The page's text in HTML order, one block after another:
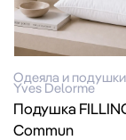
Одеяла и подушки
Yves Delorme
Подушка
Commun